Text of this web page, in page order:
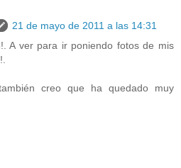
21 de mayo de 2011 a las 14:31
A ver para ir poniendo fotos de mis
creo que ha quedado muy